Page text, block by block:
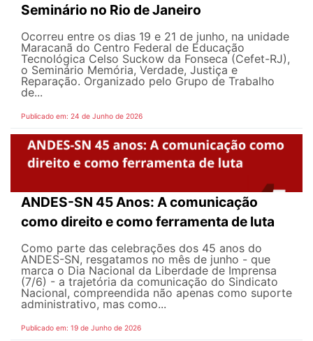
Seminário no Rio de Janeiro
Ocorreu entre os dias 19 e 21 de junho, na unidade
Maracanã do Centro Federal de Educação
Tecnológica Celso Suckow da Fonseca (Cefet-RJ),
o Seminário Memória, Verdade, Justiça e
Reparação. Organizado pelo Grupo de Trabalho
de...
Publicado em: 24 de Junho de 2026
ANDES-SN 45 Anos: A comunicação
como direito e como ferramenta de luta
Como parte das celebrações dos 45 anos do
ANDES-SN, resgatamos no mês de junho - que
marca o Dia Nacional da Liberdade de Imprensa
(7/6) - a trajetória da comunicação do Sindicato
Nacional, compreendida não apenas como suporte
administrativo, mas como...
Publicado em: 19 de Junho de 2026